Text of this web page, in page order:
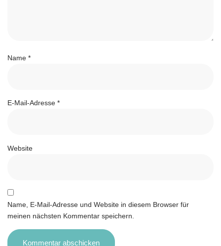
Name *
E-Mail-Adresse *
Website
Name, E-Mail-Adresse und Website in diesem Browser für
meinen nächsten Kommentar speichern.